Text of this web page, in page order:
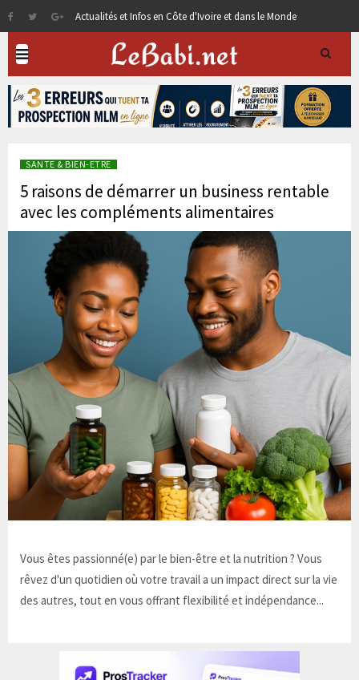
Actualités et Infos en Côte d'Ivoire et dans le Monde
SANTE & BIEN-ETRE
5 raisons de démarrer un business rentable
avec les compléments alimentaires
Vous êtes passionné(e) par le bien-être et la nutrition ? Vous
rêvez d'un quotidien où votre travail a un impact direct sur la vie
des autres, tout en vous offrant flexibilité et indépendance...